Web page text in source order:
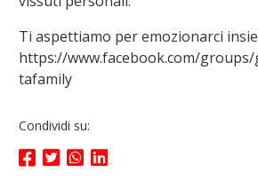
Ti aspettiamo per emozionarci
https://www.facebook.com/
tafamily
Condividi su: